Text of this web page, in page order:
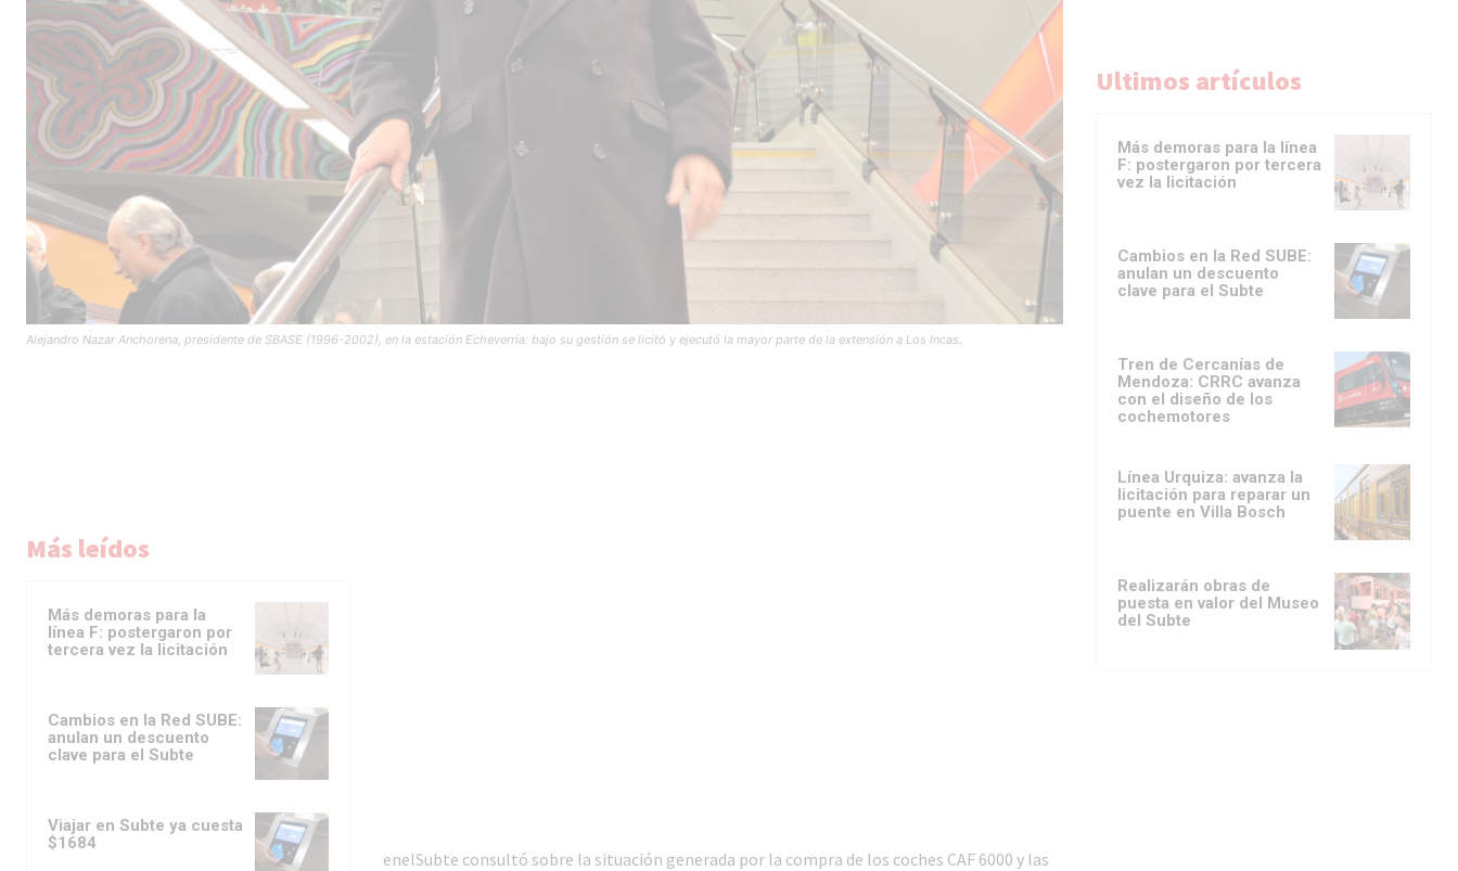
Alejandro Nazar Anchorena, presidente de SBASE (1996-2002), en la estación Echeverría: bajo su gestión se licitó y ejecutó la mayor parte de la extensión a Los Incas.
Más leídos
Más demoras para la
línea F: postergaron por
tercera vez la licitación
Cambios en la Red SUBE:
anulan un descuento
clave para el Subte
Viajar en Subte ya cuesta
$1684
enelSubte consultó sobre la situación generada por la compra de los coches CAF 6000 y las
Ultimos artículos
Más demoras para la línea
F: postergaron por tercera
vez la licitación
Cambios en la Red SUBE:
anulan un descuento
clave para el Subte
Tren de Cercanías de
Mendoza: CRRC avanza
con el diseño de los
cochemotores
Línea Urquiza: avanza la
licitación para reparar un
puente en Villa Bosch
Realizarán obras de
puesta en valor del Museo
del Subte